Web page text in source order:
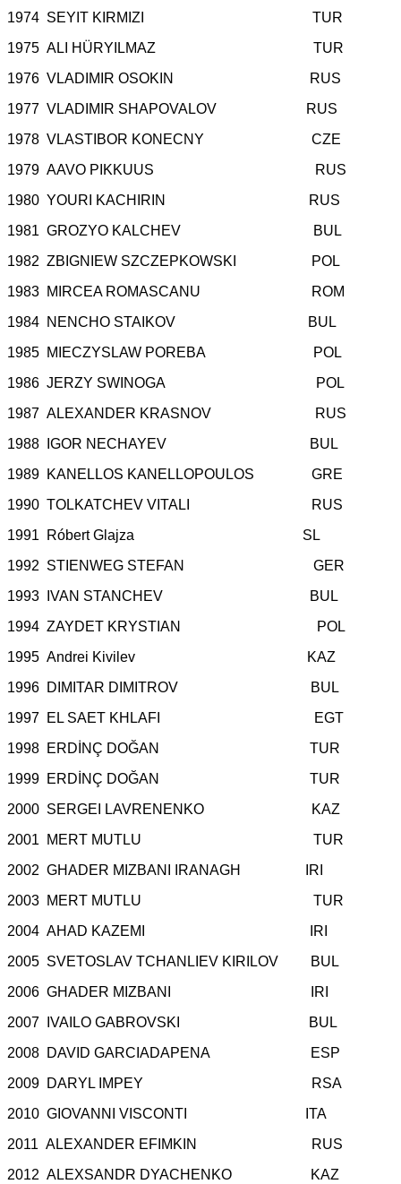
1974 SEYIT KIRMIZI TUR
1975 ALI HÜRYILMAZ TUR
1976 VLADIMIR OSOKIN RUS
1977 VLADIMIR SHAPOVALOV RUS
1978 VLASTIBOR KONECNY CZE
1979 AAVO PIKKUUS RUS
1980 YOURI KACHIRIN RUS
1981 GROZYO KALCHEV BUL
1982 ZBIGNIEW SZCZEPKOWSKI POL
1983 MIRCEA ROMASCANU ROM
1984 NENCHO STAIKOV BUL
1985 MIECZYSLAW POREBA POL
1986 JERZY SWINOGA POL
1987 ALEXANDER KRASNOV RUS
1988 IGOR NECHAYEV BUL
1989 KANELLOS KANELLOPOULOS GRE
1990 TOLKATCHEV VITALI RUS
1991 Róbert Glajza SL
1992 STIENWEG STEFAN GER
1993 IVAN STANCHEV BUL
1994 ZAYDET KRYSTIAN POL
1995 Andrei Kivilev KAZ
1996 DIMITAR DIMITROV BUL
1997 EL SAET KHLAFI EGT
1998 ERDİNÇ DOĞAN TUR
1999 ERDİNÇ DOĞAN TUR
2000 SERGEI LAVRENENKO KAZ
2001 MERT MUTLU TUR
2002 GHADER MIZBANI IRANAGH IRI
2003 MERT MUTLU TUR
2004 AHAD KAZEMI IRI
2005 SVETOSLAV TCHANLIEV KIRILOV BUL
2006 GHADER MIZBANI IRI
2007 IVAILO GABROVSKI BUL
2008 DAVID GARCIADAPENA ESP
2009 DARYL IMPEY RSA
2010 GIOVANNI VISCONTI ITA
2011 ALEXANDER EFIMKIN RUS
2012 ALEXSANDR DYACHENKO KAZ